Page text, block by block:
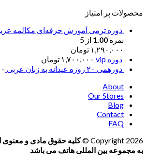
محصولات پر امتیاز
دوره ترمی آموزش حرفه‌ای مکالمه
نمره 1.00 از 5
۱,۲۹۰,۰۰۰ تومان
دوره vip
۱,۷۰۰,۰۰۰ تومان
دورهمی ۲۰ روزه عیدانه به زبان عربی
About
Our Stores
Blog
Contact
FAQ
Copyright 2026 ©
کلیه حقوق مادی و
به مجموعه بین المللی هاتف می باشد